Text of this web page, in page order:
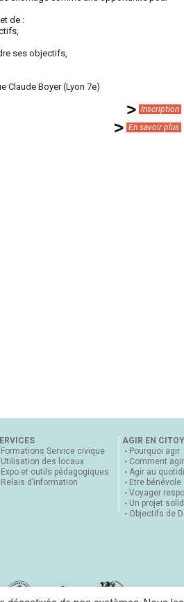
de :
ses objectifs,
Claude Boyer (Lyon 7e)
Inscription
En savoir plus
Formations Service civique
Utilisation des locaux
Expo et outils pédagogiques
Relais d’information
AGIR EN
Pourquoi agir
Comment agir
Agir au
Etre bénévole
Voyager
Un projet
Objectifs de